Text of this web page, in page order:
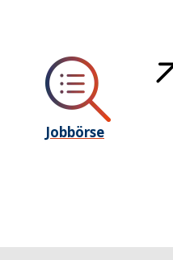
Jobbörse